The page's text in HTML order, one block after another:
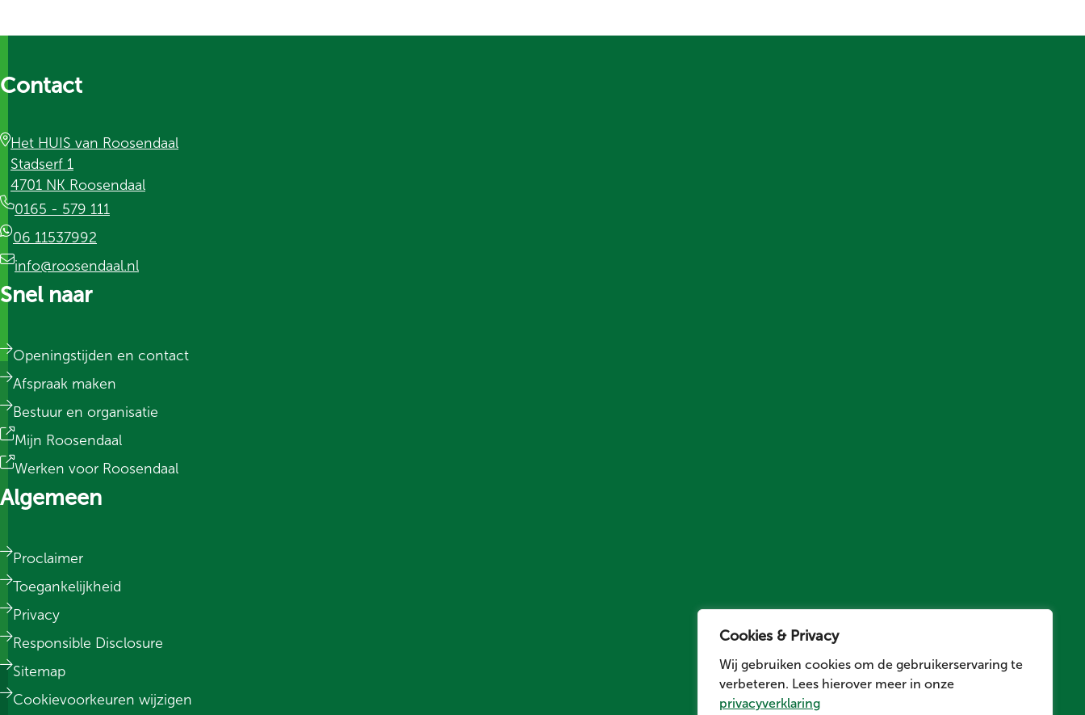
Cookies & Privacy
Wij gebruiken cookies om de gebruikerservaring te
verbeteren. Lees hierover meer in onze
privacyverklaring
Contact
Het HUIS van Roosendaal
Stadserf 1
4701 NK Roosendaal
0165 - 579 111
06 11537992
info@roosendaal.nl
Snel naar
Openingstijden en contact
Afspraak maken
Bestuur en organisatie
Mijn Roosendaal
Werken voor Roosendaal
Algemeen
Proclaimer
Toegankelijkheid
Privacy
Responsible Disclosure
Sitemap
Cookievoorkeuren wijzigen